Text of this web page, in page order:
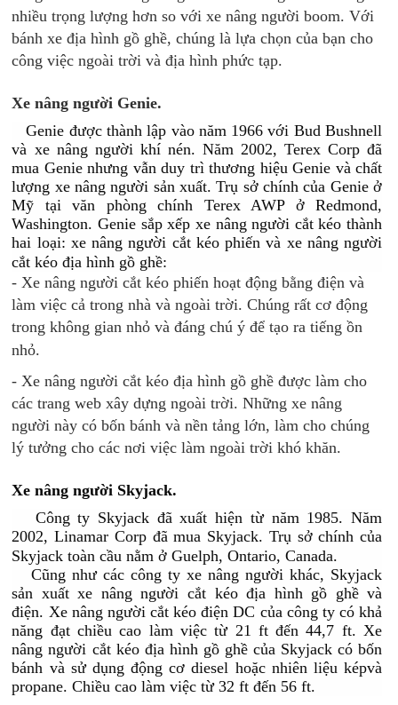
nhiều trọng lượng hơn so với xe nâng người boom. Với
bánh xe địa hình gồ ghề, chúng là lựa chọn của bạn cho
công việc ngoài trời và địa hình phức tạp.
Xe nâng người Genie.
Genie được thành lập vào năm 1966 với Bud Bushnell
và xe nâng người khí nén. Năm 2002, Terex Corp đã
mua Genie nhưng vẫn duy trì thương hiệu Genie và chất
lượng xe nâng người sản xuất. Trụ sở chính của Genie ở
Mỹ tại văn phòng chính Terex AWP ở Redmond,
Washington. Genie sắp xếp xe nâng người cắt kéo thành
hai loại: xe nâng người cắt kéo phiến và xe nâng người
cắt kéo địa hình gồ ghề:
- Xe nâng người cắt kéo phiến hoạt động bằng điện và
làm việc cả trong nhà và ngoài trời. Chúng rất cơ động
trong không gian nhỏ và đáng chú ý để tạo ra tiếng ồn
nhỏ.
- Xe nâng người cắt kéo địa hình gồ ghề được làm cho
các trang web xây dựng ngoài trời. Những xe nâng
người này có bốn bánh và nền tảng lớn, làm cho chúng
lý tưởng cho các nơi việc làm ngoài trời khó khăn.
Xe nâng người Skyjack.
Công ty Skyjack đã xuất hiện từ năm 1985. Năm
2002, Linamar Corp đã mua Skyjack. Trụ sở chính của
Skyjack toàn cầu nằm ở Guelph, Ontario, Canada.
Cũng như các công ty xe nâng người khác, Skyjack
sản xuất xe nâng người cắt kéo địa hình gồ ghề và
điện. Xe nâng người cắt kéo điện DC của công ty có khả
năng đạt chiều cao làm việc từ 21 ft đến 44,7 ft. Xe
nâng người cắt kéo địa hình gồ ghề của Skyjack có bốn
bánh và sử dụng động cơ diesel hoặc nhiên liệu képvà
propane. Chiều cao làm việc từ 32 ft đến 56 ft.